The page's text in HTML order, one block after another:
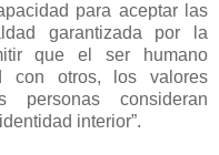
para aceptar las
garantizada por la
que el ser humano
con otros, los valores
personas consideran
interior”.